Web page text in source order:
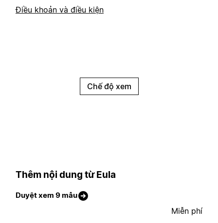
Điều khoản và điều kiện
Chế độ xem
Thêm nội dung từ Eula
Duyệt xem 9 mẫu
Miễn phí